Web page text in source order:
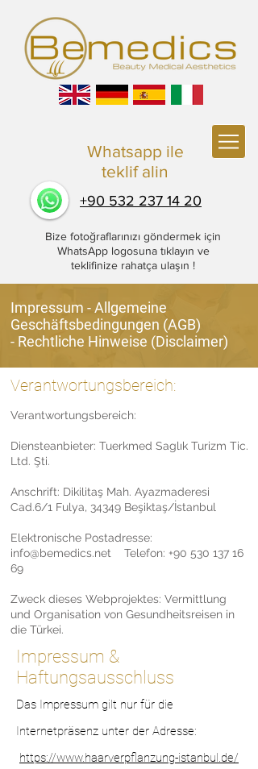
Whatsapp ile
teklif alin
+90 532 237 14 20
Bize fotoğraflarınızı göndermek için
WhatsApp logosuna tıklayın ve
teklifinize rahatça ulaşın !
Impressum - Allgemeine
Geschäftsbedingungen (AGB)
- Rechtliche Hinweise (Disclaimer)
Verantwortungsbereich:
Verantwortungsbereich:
Diensteanbieter: Tuerkmed Saglık Turizm Tic.
Ltd. Şti.
Anschrift: Dikilitaş Mah. Ayazmaderesi
Cad.6/1 Fulya, 34349 Beşiktaş/İstanbul
Elektronische Postadresse:
info@bemedics.net Telefon: +90 530 137 16
69
Zweck dieses Webprojektes: Vermittlung
und Organisation von Gesundheitsreisen in
die Türkei.
Impressum &
Haftungsausschluss
Das Impressum gilt nur für die
Internetpräsenz unter der Adresse:
https://www.haarverpflanzung-istanbul.de/